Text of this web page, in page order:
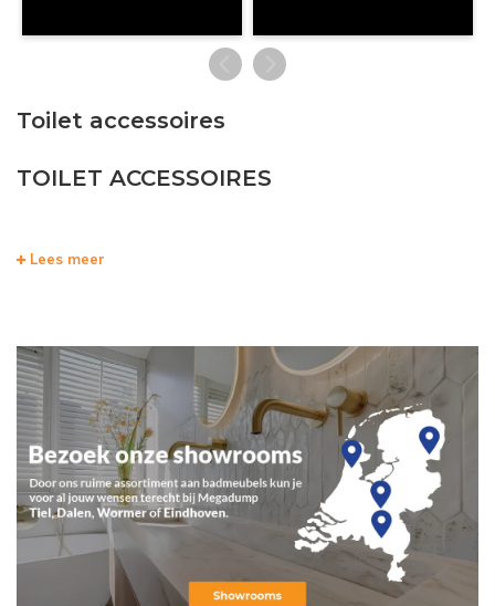
Toilet accessoires
TOILET ACCESSOIRES
toiletborstel? Bij de Megadump vindt u een ruim assortiment aan
Lees meer